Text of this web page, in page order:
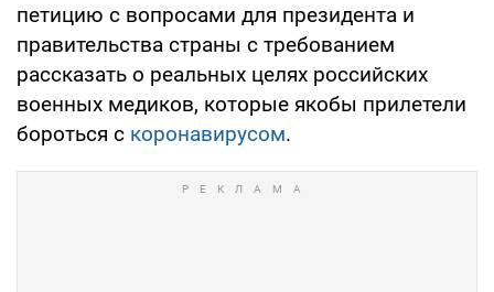
петицию с вопросами для президента и
правительства страны с требованием
рассказать о реальных целях российских
военных медиков, которые якобы прилетели
бороться с коронавирусом.